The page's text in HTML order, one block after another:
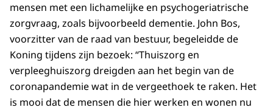
mensen met een lichamelijke en psychogeriatrische
zorgvraag, zoals bijvoorbeeld dementie. John Bos,
voorzitter van de raad van bestuur, begeleidde de
Koning tijdens zijn bezoek: “Thuiszorg en
verpleeghuiszorg dreigden aan het begin van de
coronapandemie wat in de vergeethoek te raken. Het
is mooi dat de mensen die hier werken en wonen nu